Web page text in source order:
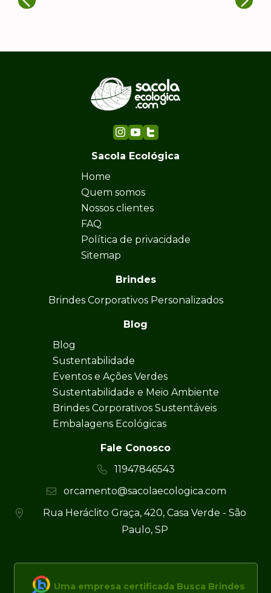
Sacola Ecológica
Home
Quem somos
Nossos clientes
FAQ
Política de privacidade
Sitemap
Brindes
Brindes Corporativos Personalizados
Blog
Blog
Sustentabilidade
Eventos e Ações Verdes
Sustentabilidade e Meio Ambiente
Brindes Corporativos Sustentáveis
Embalagens Ecológicas
Fale Conosco
11947846543
orcamento@sacolaecologica.com
Rua Heráclito Graça, 420, Casa Verde - São
Paulo, SP
Uma empresa certificada Busca Brindes